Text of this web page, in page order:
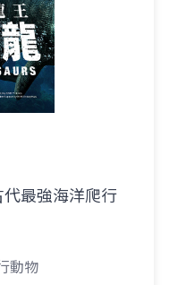
最強海洋爬行
動物